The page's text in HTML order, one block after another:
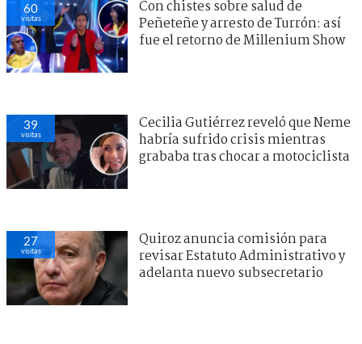
60
visitas
Con chistes sobre salud de
Peñeteñe y arresto de Turrón: así
fue el retorno de Millenium Show
39
visitas
Cecilia Gutiérrez reveló que Neme
habría sufrido crisis mientras
grababa tras chocar a motociclista
27
visitas
Quiroz anuncia comisión para
revisar Estatuto Administrativo y
adelanta nuevo subsecretario